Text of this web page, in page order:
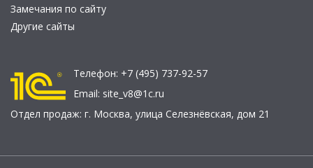
Замечания по сайту
Другие сайты
Телефон: +7 (495) 737-92-57
Email: site_v8@1c.ru
Отдел продаж: г. Москва, улица Селезнёвская, дом 21